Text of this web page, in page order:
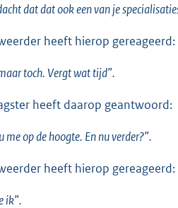
dat dat ook een van je
heeft hierop gereageerd:
toch. Vergt wat tijd”.
heeft daarop geantwoord:
me op de hoogte. En nu verder?”.
heeft hierop gereageerd:
ik”.